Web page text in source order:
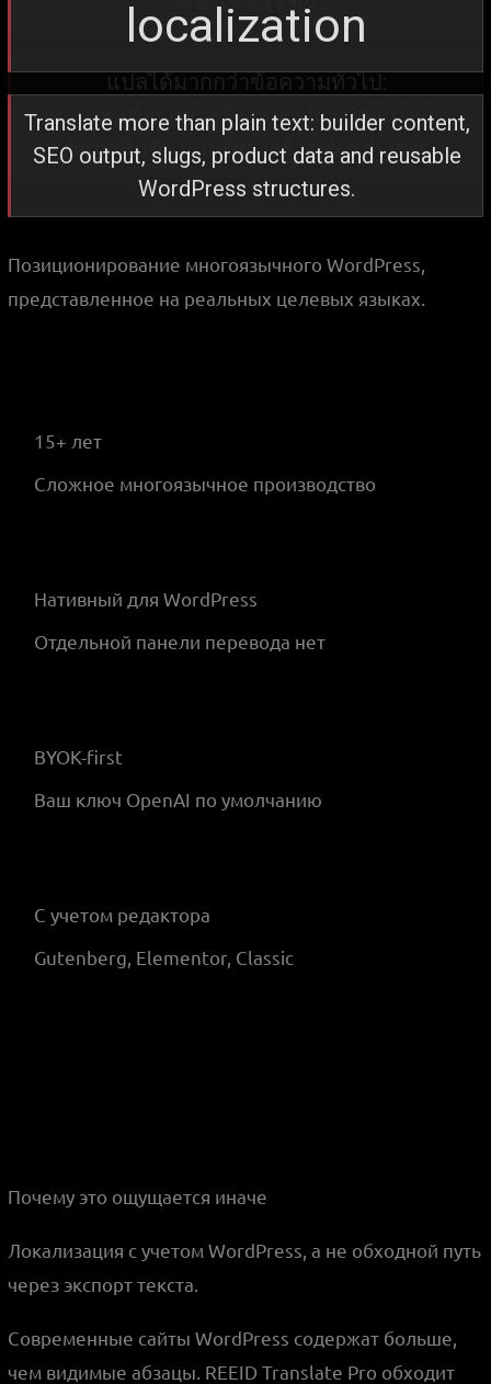
แปลได้มากกว่าข้อความทั่วไป:
คอนเทนต์จากตัวสร้างหน้า, SEO, สลัก URL,
ข้อมูลสินค้า และโครงสร้าง WordPress
Позиционирование многоязычного WordPress,
представленное на реальных целевых языках.
15+ лет
Сложное многоязычное производство
Нативный для WordPress
Отдельной панели перевода нет
BYOK-first
Ваш ключ OpenAI по умолчанию
С учетом редактора
Gutenberg, Elementor, Classic
Почему это ощущается иначе
Локализация с учетом WordPress, а не обходной путь
через экспорт текста.
Современные сайты WordPress содержат больше,
чем видимые абзацы. REEID Translate Pro обходит